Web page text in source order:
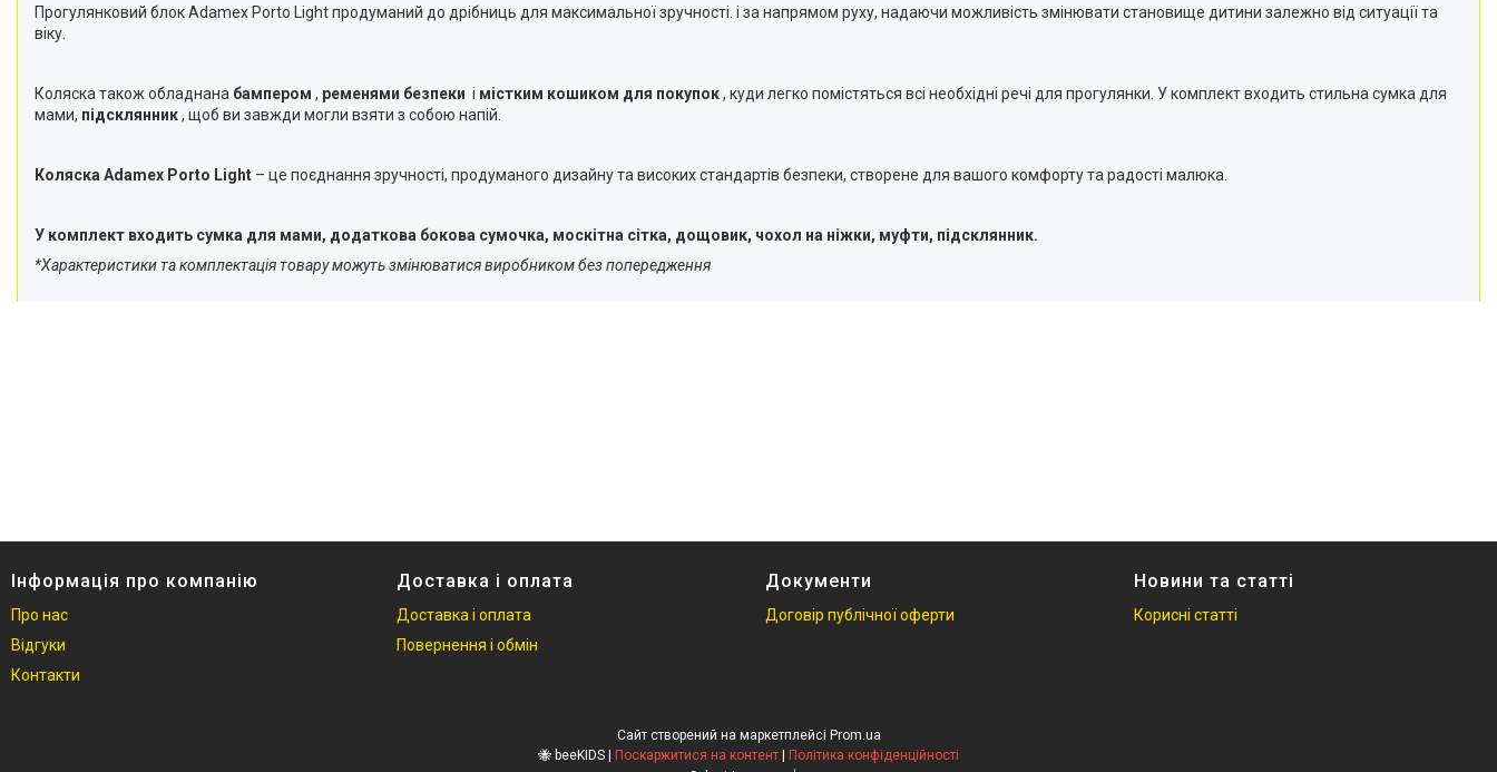
Прогулянковий блок Adamex Porto Light продуманий до дрібниць для максимальної зручності. і за напрямом руху, надаючи можливість змінювати становище дитини залежно від ситуації та
віку.
Коляска також обладнана бампером , ременями безпеки і містким кошиком для покупок, куди легко помістяться всі необхідні речі для прогулянки. У комплект входить стильна сумка для
мами, підсклянник, щоб ви завжди могли взяти з собою напій.
Коляска Adamex Porto Light – це поєднання зручності, продуманого дизайну та високих стандартів безпеки, створене для вашого комфорту та радості малюка.
У комплект входить сумка для мами, додаткова бокова сумочка, москітна сітка, дощовик, чохол на ніжки, муфти, підсклянник.
*Характеристики та комплектація товару можуть змінюватися виробником без попередження
Інформація про компанію
Про нас
Відгуки
Контакти
Доставка і оплата
Доставка і оплата
Повернення і обмін
Документи
Договір публічної оферти
Новини та статті
Корисні статті
Сайт створений на маркетплейсі Prom.ua
Поскаржитися на контент
Політика конфіденційності